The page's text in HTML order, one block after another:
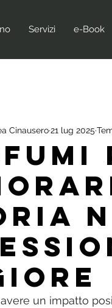
Servizi e-Book
Cinausero21 lug 2025
un impatto